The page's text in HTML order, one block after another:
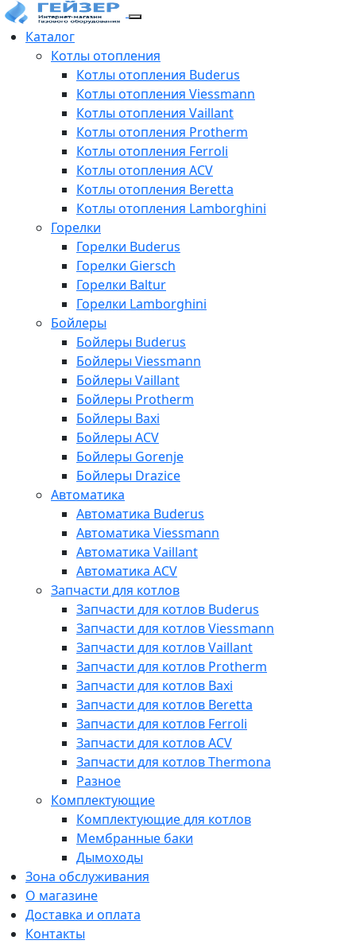
Каталог
Котлы отопления
Котлы отопления Buderus
Котлы отопления Viessmann
Котлы отопления Vaillant
Котлы отопления Protherm
Котлы отопления Ferroli
Котлы отопления ACV
Котлы отопления Beretta
Котлы отопления Lamborghini
Горелки
Горелки Buderus
Горелки Giersch
Горелки Baltur
Горелки Lamborghini
Бойлеры
Бойлеры Buderus
Бойлеры Viessmann
Бойлеры Vaillant
Бойлеры Protherm
Бойлеры Baxi
Бойлеры ACV
Бойлеры Gorenje
Бойлеры Drazice
Автоматика
Автоматика Buderus
Автоматика Viessmann
Автоматика Vaillant
Автоматика ACV
Запчасти для котлов
Запчасти для котлов Buderus
Запчасти для котлов Viessmann
Запчасти для котлов Vaillant
Запчасти для котлов Protherm
Запчасти для котлов Baxi
Запчасти для котлов Beretta
Запчасти для котлов Ferroli
Запчасти для котлов ACV
Запчасти для котлов Thermona
Разное
Комплектующие
Комплектующие для котлов
Мембранные баки
Дымоходы
Зона обслуживания
О магазине
Доставка и оплата
Контакты